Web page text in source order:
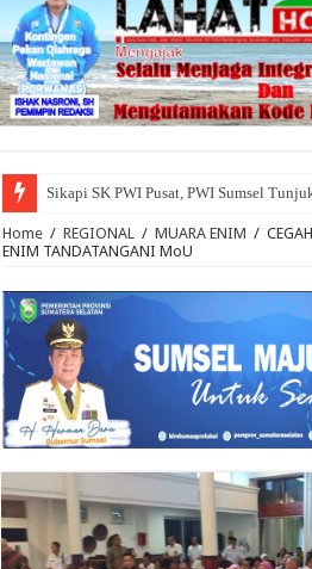
Sikapi SK PWI Pusat, PWI Sumsel
Home / REGIONAL / MUARA ENIM /
ENIM TANDATANGANI MoU